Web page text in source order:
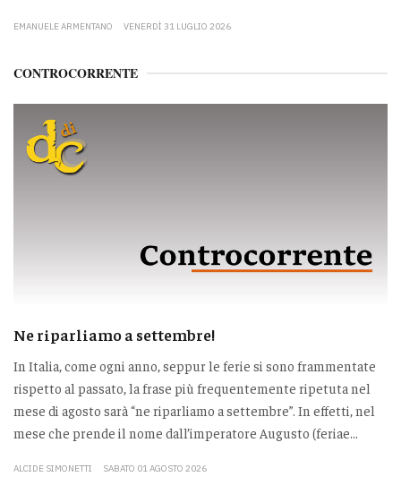
EMANUELE ARMENTANO VENERDÌ 31 LUGLIO 2026
CONTROCORRENTE
Ne riparliamo a settembre!
In Italia, come ogni anno, seppur le ferie si sono frammentate
rispetto al passato, la frase più frequentemente ripetuta nel
mese di agosto sarà “ne riparliamo a settembre”. In effetti, nel
mese che prende il nome dall’imperatore Augusto (feriae...
ALCIDE SIMONETTI SABATO 01 AGOSTO 2026